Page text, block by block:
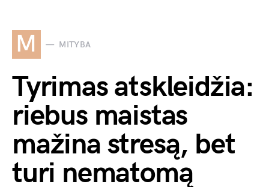
M MITYBA
Tyrimas atskleidžia:
riebus maistas
mažina stresą, bet
turi nematomą